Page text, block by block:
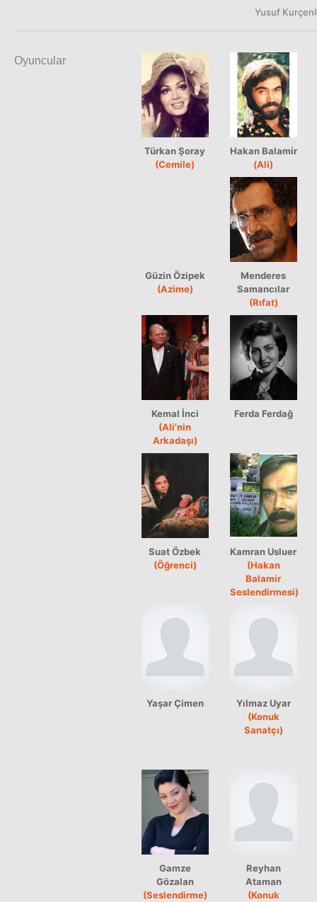
Yusuf
Oyuncular
Türkan Şoray
(Cemile)
Hakan Balamir
(Ali)
Güzin Özipek
(Azime)
Menderes
Samancılar
(Rıfat)
Kemal İnci
(Ali'nin
Arkadaşı)
Ferda Ferdağ
Suat Özbek
(Öğrenci)
Kamran Usluer
(Hakan
Balamir
Seslendirmesi)
Yaşar Çimen
Yılmaz Uyar
(Konuk
Sanatçı)
Gamze
Gözalan
(Seslendirme)
Reyhan
Ataman
(Konuk